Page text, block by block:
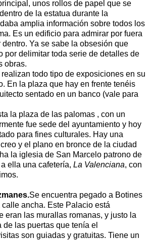
unos rollos de papel que se
de la estatua durante la
amplia información sobre todos los
Es un edificio para admirar por fuera
dentro. Ya se sabe la obsesión que
por delimitar toda serie de detalles de
obras.
todo tipo de exposiciones en su
En la plaza que hay en frente tenéis
sentado en un banco (vale para
la plaza de las palomas , con un
fue sede del ayuntamiento y hoy
para fines culturales. Hay una
y el plano en bronce de la ciudad
la iglesia de San Marcelo patrono de
ella una cafetería, La Valenciana, con
Se encuentra pegado a Botines
ancha. Este Palacio está
eran las murallas romanas, y justo la
las puertas que tenía el
son guiadas y gratuitas. Tiene un